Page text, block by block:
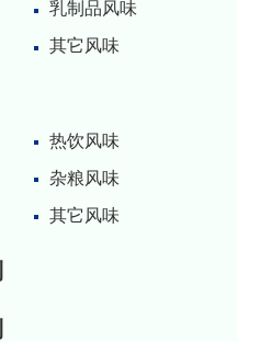
乳制品风味
其它风味
热饮风味
杂粮风味
其它风味